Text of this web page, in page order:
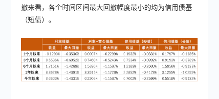
撤来看，各个时间区间最大回撤幅度最小的均为信用债基
（短债）。